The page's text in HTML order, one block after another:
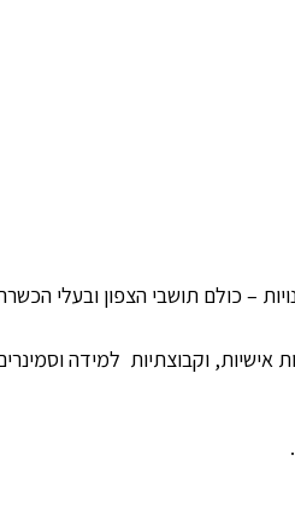
– כולם תושבי הצפון ובעלי
וקבוצתיות למידה